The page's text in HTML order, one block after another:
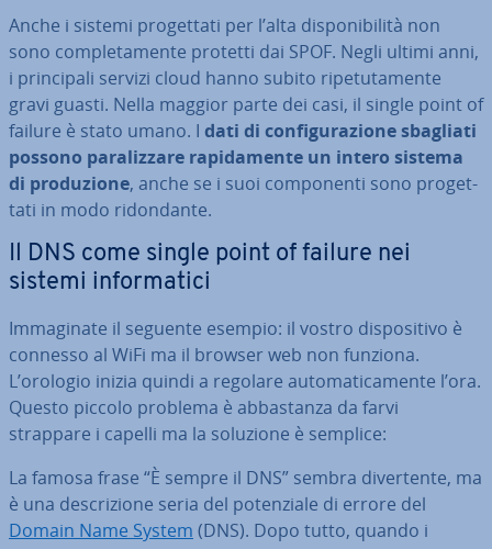
Anche i sistemi pro­get­ta­ti per l’alta di­spo­ni­bi­li­tà non
sono com­ple­ta­men­te protetti dai SPOF. Negli ultimi anni,
i prin­ci­pa­li servizi cloud hanno subito ri­pe­tu­ta­men­te
gravi guasti. Nella maggior parte dei casi, il single point of
failure è stato umano. I dati di con­fi­gu­ra­zio­ne sbagliati
possono pa­ra­liz­za­re ra­pi­da­men­te un intero sistema
di pro­du­zio­ne, anche se i suoi com­po­nen­ti sono pro­get­
ta­ti in modo ri­don­dan­te.
Il DNS come single point of failure nei
sistemi in­for­ma­ti­ci
Im­ma­gi­na­te il seguente esempio: il vostro di­spo­si­ti­vo è
connesso al WiFi ma il browser web non funziona.
L’orologio inizia quindi a regolare au­to­ma­ti­ca­men­te l’ora.
Questo piccolo problema è ab­ba­stan­za da farvi
strappare i capelli ma la soluzione è semplice:
La famosa frase “È sempre il DNS” sembra di­ver­ten­te, ma
è una de­scri­zio­ne seria del po­ten­zia­le di errore del
Domain Name System (DNS). Dopo tutto, quando i